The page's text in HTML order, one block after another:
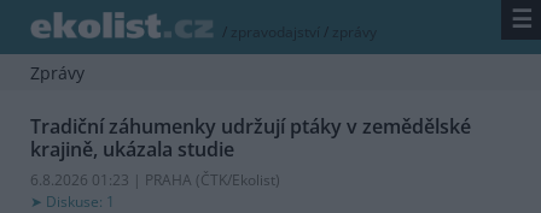
/ zpravodajství / zprávy ☰
Zprávy
Tradiční záhumenky udržují ptáky v zemědělské
krajině, ukázala studie
6.8.2026 01:23 | PRAHA (ČTK/Ekolist)
Diskuse: 1